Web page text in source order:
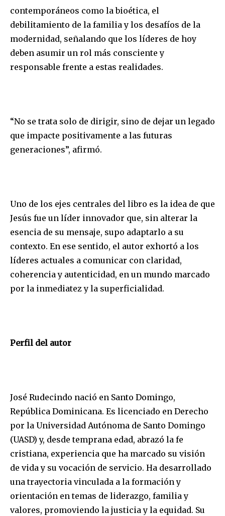
contemporáneos como la bioética, el
debilitamiento de la familia y los desafíos de la
modernidad, señalando que los líderes de hoy
deben asumir un rol más consciente y
responsable frente a estas realidades.
“No se trata solo de dirigir, sino de dejar un legado
que impacte positivamente a las futuras
generaciones”, afirmó.
Uno de los ejes centrales del libro es la idea de que
Jesús fue un líder innovador que, sin alterar la
esencia de su mensaje, supo adaptarlo a su
contexto. En ese sentido, el autor exhortó a los
líderes actuales a comunicar con claridad,
coherencia y autenticidad, en un mundo marcado
por la inmediatez y la superficialidad.
Perfil del autor
José Rudecindo nació en Santo Domingo,
República Dominicana. Es licenciado en Derecho
por la Universidad Autónoma de Santo Domingo
(UASD) y, desde temprana edad, abrazó la fe
cristiana, experiencia que ha marcado su visión
de vida y su vocación de servicio. Ha desarrollado
una trayectoria vinculada a la formación y
orientación en temas de liderazgo, familia y
valores, promoviendo la justicia y la equidad. Su